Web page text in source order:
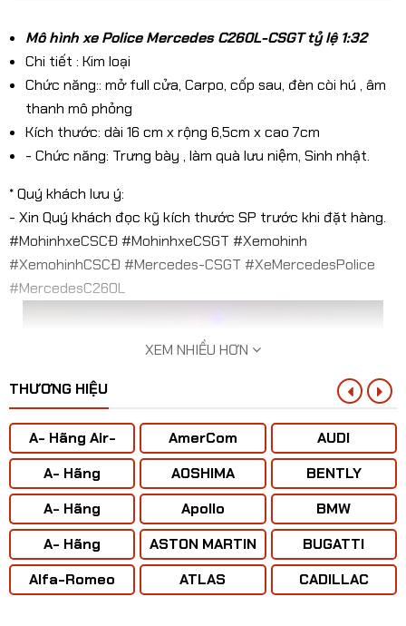
Mô hình xe Police Mercedes C260L-CSGT tỷ lệ 1:32
Chi tiết : Kim loại
Chức năng:: mở full cửa, Carpo, cốp sau, đèn còi hú , âm
thanh mô phỏng
Kích thước: dài 16 cm x rộng 6,5cm x cao 7cm
- Chức năng: Trưng bày , làm quà lưu niệm, Sinh nhật.
* Quý khách lưu ý:
- Xin Quý khách đọc kỹ kích thước SP trước khi đặt hàng.
#MohinhxeCSCĐ #MohinhxeCSGT #Xemohinh
#XemohinhCSCĐ #Mercedes-CSGT #XeMercedesPolice
#MercedesC260L
XEM NHIỀU HƠN
THƯƠNG HIỆU
A- Hãng Air-
BUS
A- Hãng
ANTONOV ( Liên
Xô)
A- Hãng
BOENING
A- Hãng
CONCORD
Alfa-Romeo
AmerCom
AOSHIMA
Apollo
ASTON MARTIN
ATLAS
AUDI
BENTLY
BMW
BUGATTI
CADILLAC